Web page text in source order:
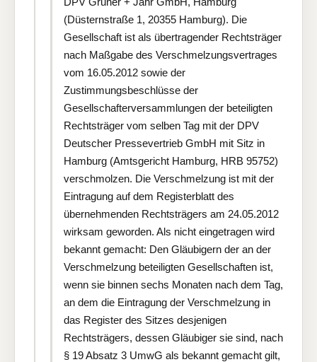
(Düsternstraße 1, 20355 Hamburg). Die
Gesellschaft ist als übertragender Rechtsträger
nach Maßgabe des Verschmelzungsvertrages
vom 16.05.2012 sowie der
Zustimmungsbeschlüsse der
Gesellschafterversammlungen der beteiligten
Rechtsträger vom selben Tag mit der DPV
Deutscher Pressevertrieb GmbH mit Sitz in
Hamburg (Amtsgericht Hamburg, HRB 95752)
verschmolzen. Die Verschmelzung ist mit der
Eintragung auf dem Registerblatt des
übernehmenden Rechtsträgers am 24.05.2012
wirksam geworden. Als nicht eingetragen wird
bekannt gemacht: Den Gläubigern der an der
Verschmelzung beteiligten Gesellschaften ist,
wenn sie binnen sechs Monaten nach dem Tag,
an dem die Eintragung der Verschmelzung in
das Register des Sitzes desjenigen
Rechtsträgers, dessen Gläubiger sie sind, nach
§ 19 Absatz 3 UmwG als bekannt gemacht gilt,